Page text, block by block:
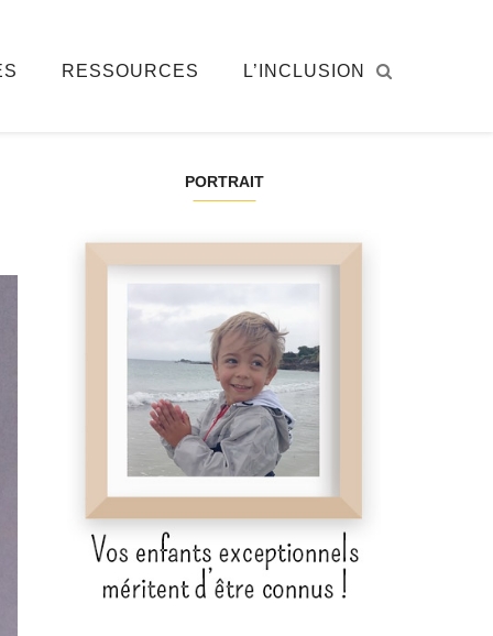
RESSOURCES L’INCLUSION
PORTRAIT